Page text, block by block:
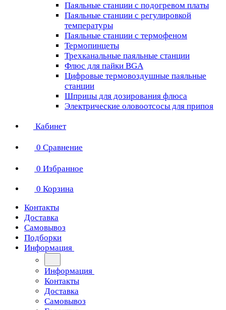
Паяльные станции с подогревом платы
Паяльные станции с регулировкой
температуры
Паяльные станции с термофеном
Термопинцеты
Трехканальные паяльные станции
Флюс для пайки BGA
Цифровые термовоздушные паяльные
станции
Шприцы для дозирования флюса
Электрические оловоотсосы для припоя
Кабинет
0 Сравнение
0 Избранное
0 Корзина
Контакты
Доставка
Самовывоз
Подборки
Информация
Информация
Контакты
Доставка
Самовывоз